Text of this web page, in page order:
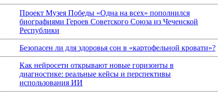
Проект Музея Победы «Одна на всех» пополнился
биографиями Героев Советского Союза из Чеченской
Республики
Безопасен ли для здоровья сон в «картофельной кровати»?
Как нейросети открывают новые горизонты в
диагностике: реальные кейсы и перспективы
использования ИИ